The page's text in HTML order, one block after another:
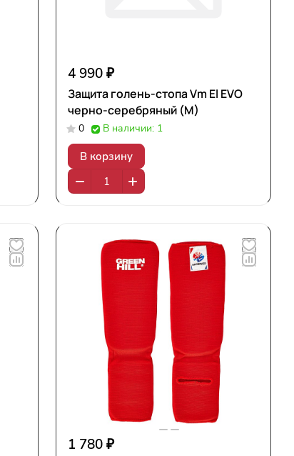
4 990 ₽
Защита голень-стопа Vm El EVO
черно-серебряный (M)
0 В наличии: 1
В корзину
1 780 ₽